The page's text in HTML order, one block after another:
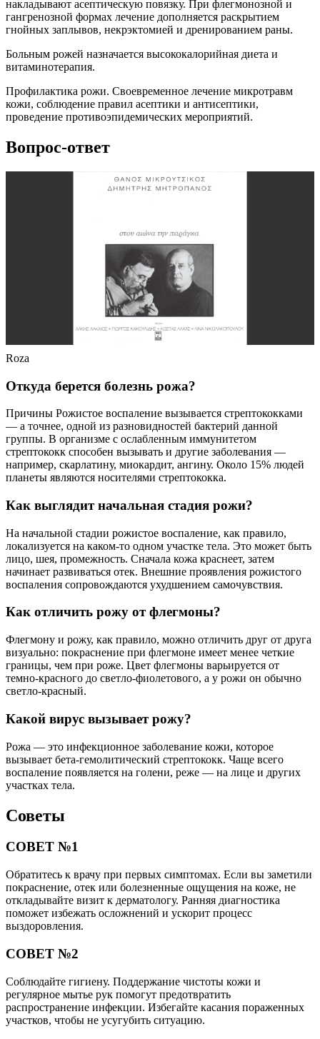
накладывают асептическую повязку. При флегмонозной и
гангренозной формах лечение дополняется раскрытием
гнойных заплывов, некрэктомией и дренированием раны.
Больным рожей назначается высококалорийная диета и
витаминотерапия.
Профилактика рожи. Своевременное лечение микротравм
кожи, соблюдение правил асептики и антисептики,
проведение противоэпидемических мероприятий.
Вопрос-ответ
Roza
Откуда берется болезнь рожа?
Причины Рожистое воспаление вызывается стрептококками
— а точнее, одной из разновидностей бактерий данной
группы. В организме с ослабленным иммунитетом
стрептококк способен вызывать и другие заболевания —
например, скарлатину, миокардит, ангину. Около 15% людей
планеты являются носителями стрептококка.
Как выглядит начальная стадия рожи?
На начальной стадии рожистое воспаление, как правило,
локализуется на каком-то одном участке тела. Это может быть
лицо, шея, промежность. Сначала кожа краснеет, затем
начинает развиваться отек. Внешние проявления рожистого
воспаления сопровождаются ухудшением самочувствия.
Как отличить рожу от флегмоны?
Флегмону и рожу, как правило, можно отличить друг от друга
визуально: покраснение при флегмоне имеет менее четкие
границы, чем при роже. Цвет флегмоны варьируется от
темно-красного до светло-фиолетового, а у рожи он обычно
светло-красный.
Какой вирус вызывает рожу?
Рожа — это инфекционное заболевание кожи, которое
вызывает бета-гемолитический стрептококк. Чаще всего
воспаление появляется на голени, реже — на лице и других
участках тела.
Советы
СОВЕТ №1
Обратитесь к врачу при первых симптомах. Если вы заметили
покраснение, отек или болезненные ощущения на коже, не
откладывайте визит к дерматологу. Ранняя диагностика
поможет избежать осложнений и ускорит процесс
выздоровления.
СОВЕТ №2
Соблюдайте гигиену. Поддержание чистоты кожи и
регулярное мытье рук помогут предотвратить
распространение инфекции. Избегайте касания пораженных
участков, чтобы не усугубить ситуацию.